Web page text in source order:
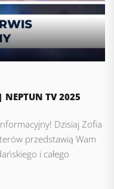
TV 2025
Dzisiaj Zofia
przedstawią Wam
i całego